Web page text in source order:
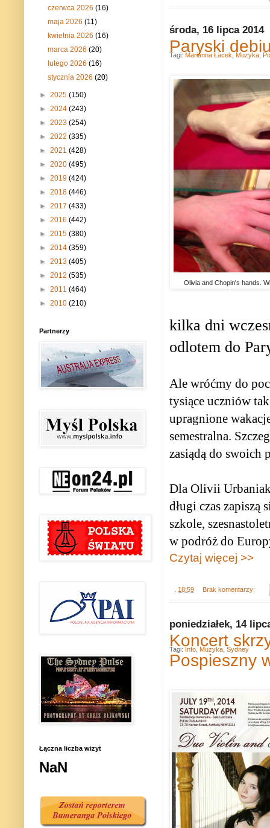
środa, 16 lipca 2014
Paryski
Olivia and Chopin's hands.
kilka dni
odlotem do
Ale wróćmy do
tysiące uczniów
upragnione
semestralna.
zasiądą do swoich
Dla Olivii
długi czas zapiszą
szkole,
w podróż do
Czytaj więcej >>
18:59 Brak komentarzy:
Tagi: Marianna Łacek Muzyka
poniedziałek, 14
Koncert
Pospieszny
Tagi: Info, Muzyka, Sydney
czerwca 2026(16)
maja 2026(11)
kwietnia 2026(16)
marca 2026(20)
lutego 2026(16)
stycznia 2026(20)
► 2025 (150)
► 2024 (243)
► 2023 (254)
► 2022 (335)
► 2021 (428)
► 2020 (495)
► 2019 (424)
► 2018 (446)
► 2017 (433)
► 2016 (442)
► 2015 (380)
► 2014 (359)
► 2013 (405)
► 2012 (535)
► 2011 (464)
► 2010 (210)
Partnerzy
Łączna liczba wizyt
NaN